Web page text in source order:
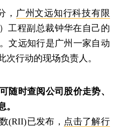
， 广州文远知行科技有限
工程副总裁钟华在自己的
文远知行是广州一家自动
次行动的现场负责人。
可随时查阅公司股价走势、
。
已发布， 点击了解行